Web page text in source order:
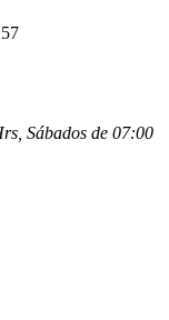
Sábados de 07:00